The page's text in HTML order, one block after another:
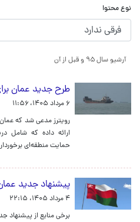
نوع محتوا
آرشیو سال ۹۵ و قبل از آن
طرح جدید عمان
۶ مرداد ۱۴۰۵، ۱۱:۵۶
رویترز مدعی شد که
ارائه داده که شامل
حمایت منطقه‌ای
پیشنهاد جدید
۴ مرداد ۱۴۰۵، ۲۲:۱۵
برخی منابع از پیشنهاد